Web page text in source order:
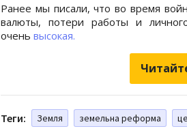
Ранее мы писали, что во время
валюты, потери работы и
очень высокая.
Теги: Земля земельна реформа